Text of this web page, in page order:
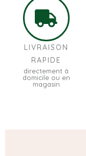
LIVRAISON
RAPIDE
directement à
domicile ou en
magasin